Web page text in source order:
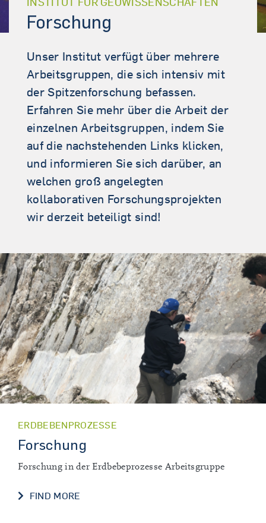
Forschung
Unser Institut verfügt über mehrere
Arbeitsgruppen, die sich intensiv mit
der Spitzenforschung befassen.
Erfahren Sie mehr über die Arbeit der
einzelnen Arbeitsgruppen, indem Sie
auf die nachstehenden Links klicken,
und informieren Sie sich darüber, an
welchen groß angelegten
kollaborativen Forschungsprojekten
wir derzeit beteiligt sind!
ERDBEBENPROZESSE
Forschung
Forschung in der Erdbebeprozesse Arbeitsgruppe
FIND MORE